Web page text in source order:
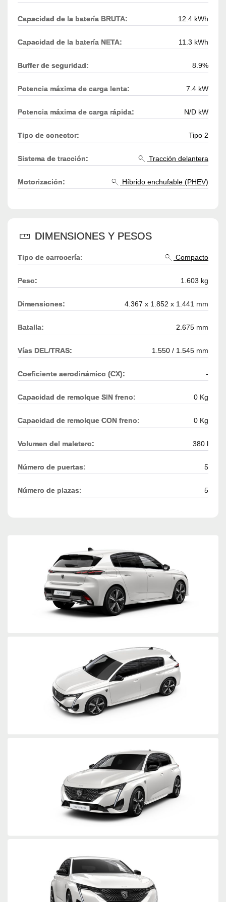
Capacidad de la batería BRUTA: 12.4 kWh
Capacidad de la batería NETA: 11.3 kWh
Buffer de seguridad: 8.9%
Potencia máxima de carga lenta: 7.4 kW
Potencia máxima de carga rápida: N/D kW
Tipo de conector: Tipo 2
Sistema de tracción: Tracción delantera
Motorización: Híbrido enchufable (PHEV)
DIMENSIONES Y PESOS
Tipo de carrocería: Compacto
Peso: 1.603 kg
Dimensiones: 4.367 x 1.852 x 1.441 mm
Batalla: 2.675 mm
Vías DEL/TRAS: 1.550 / 1.545 mm
Coeficiente aerodinámico (CX): -
Capacidad de remolque SIN freno: 0 Kg
Capacidad de remolque CON freno: 0 Kg
Volumen del maletero: 380 l
Número de puertas: 5
Número de plazas: 5